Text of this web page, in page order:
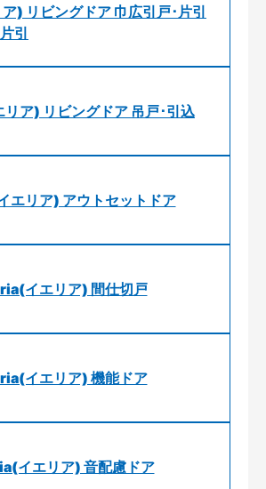
) リビングドア 巾広引戸･片引
引
ア) リビングドア 吊戸･引込
エリア) アウトセットドア
イエリア) 間仕切戸
イエリア) 機能ドア
イエリア) 音配慮ドア